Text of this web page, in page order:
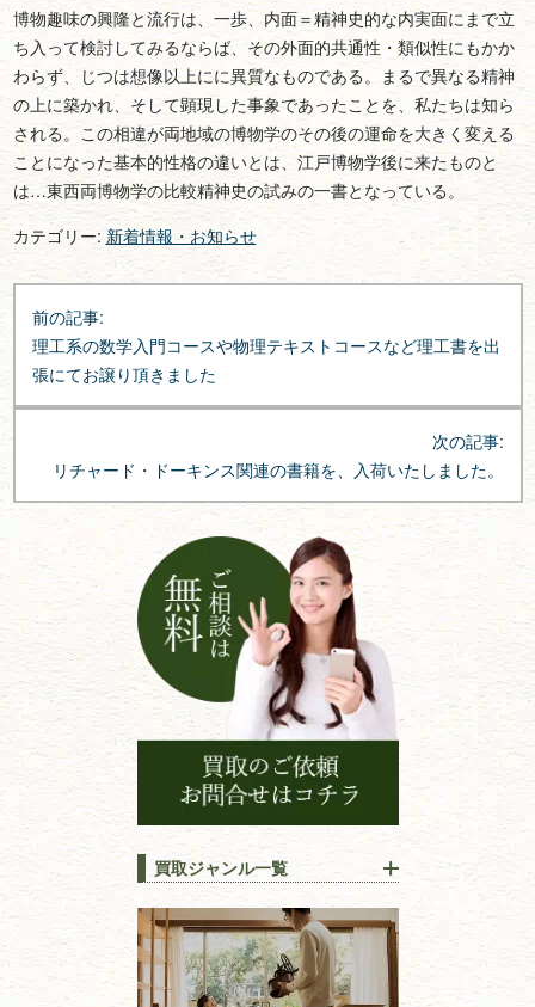
博物趣味の興隆と流行は、一歩、内面＝精神史的な内実面にまで立
ち入って検討してみるならば、その外面的共通性・類似性にもかか
わらず、じつは想像以上にに異質なものである。まるで異なる精神
の上に築かれ、そして顕現した事象であったことを、私たちは知ら
される。この相違が両地域の博物学のその後の運命を大きく変える
ことになった基本的性格の違いとは、江戸博物学後に来たものと
は…東西両博物学の比較精神史の試みの一書となっている。
カテゴリー: 新着情報・お知らせ
投
稿
ナ
ビ
シ
前の記事:
理工系の数学入門コースや物理テキストコースなど理工書を出
張にてお譲り頂きました
次の記事:
リチャード・ドーキンス関連の書籍を、入荷いたしました。
買取ジャンル一覧
江戸時代の書物
唐本・漢籍・
中国書物・朝鮮本